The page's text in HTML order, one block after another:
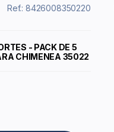
Ref.: 8426008350220
- PACK DE 5
CHIMENEA 35022